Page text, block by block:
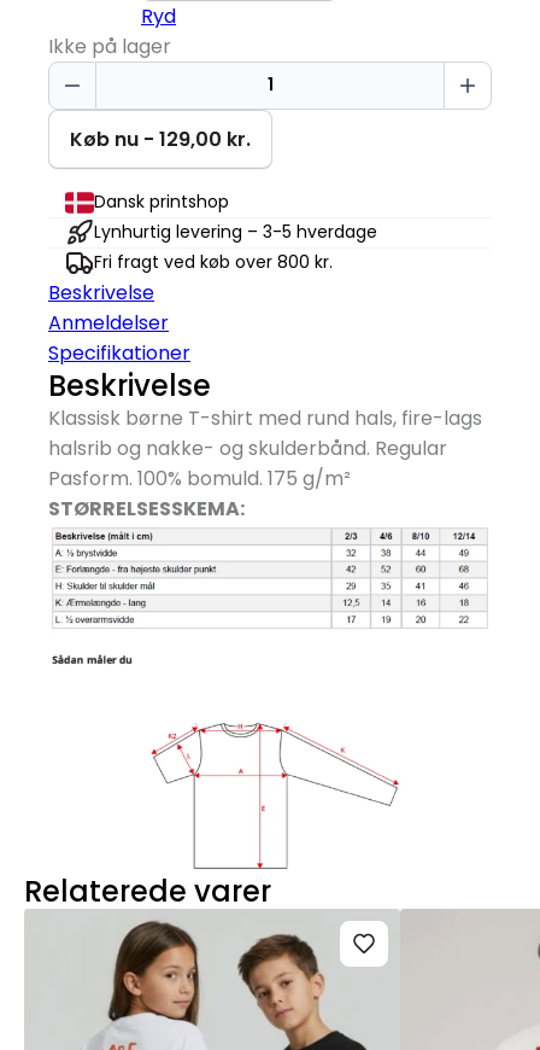
Ryd
Ikke på lager
En
Lille
Gave
-
Storebror
T-
shirt
antal
Køb nu - 129,00 kr.
Dansk printshop
Lynhurtig levering – 3-5 hverdage
Fri fragt ved køb over 800 kr.
Beskrivelse
Anmeldelser
Specifikationer
Beskrivelse
Klassisk børne T-shirt med rund hals, fire-lags
halsrib og nakke- og skulderbånd. Regular
Pasform. 100% bomuld. 175 g/m²
STØRRELSESSKEMA:
Relaterede varer